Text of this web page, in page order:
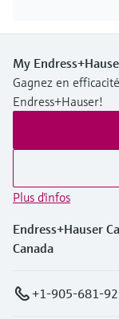
My
Gagnez en
Endress+Hauser!
Plus d'infos
Endress+Hauser
Canada
+1-905-681-